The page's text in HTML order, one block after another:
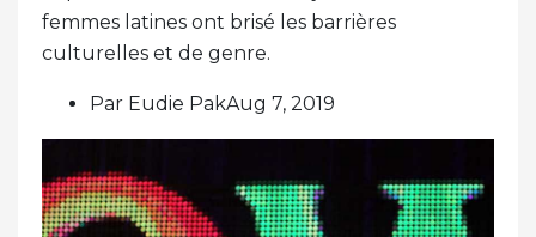
femmes latines ont brisé les barrières
culturelles et de genre.
Par Eudie PakAug 7, 2019